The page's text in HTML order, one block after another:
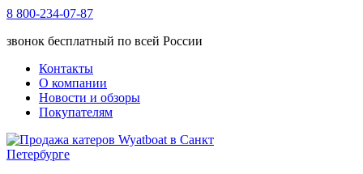
8 800-234-07-87
звонок бесплатный по всей России
Контакты
О компании
Новости и обзоры
Покупателям